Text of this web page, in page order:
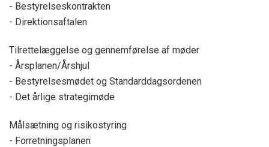
- Bestyrelseskontrakten
- Direktionsaftalen
Tilrettelæggelse og gennemførelse af møder
- Årsplanen/Årshjul
- Bestyrelsesmødet og Standarddagsordenen
- Det årlige strategimøde
Målsætning og risikostyring
- Forretningsplanen